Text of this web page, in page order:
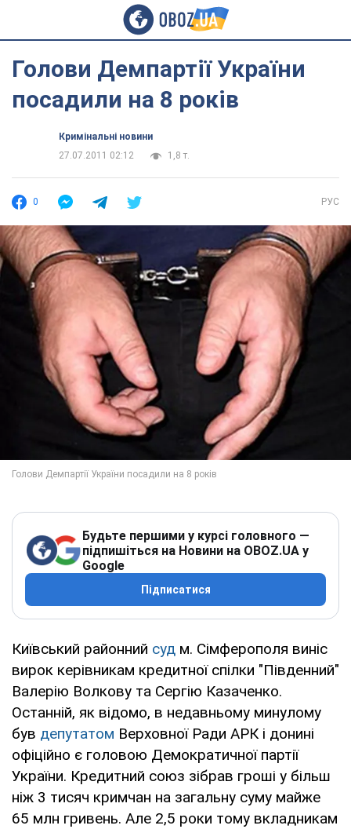
Голови Демпартії України
посадили на 8 років
Кримінальні новини
27.07.2011 02:12
1,8 т.
0 РУС
Будьте першими у курсі головного —
підпишіться на Новини на OBOZ.UA у
Google
Підписатися
Київський районний суд м. Сімферополя виніс
вирок керівникам кредитної спілки "Південний"
Валерію Волкову та Сергію Казаченко.
Останній, як відомо, в недавньому минулому
був депутатом Верховної Ради АРК і донині
офіційно є головою Демократичної партії
України. Кредитний союз зібрав гроші у більш
ніж 3 тисяч кримчан на загальну суму майже
65 млн гривень. Але 2,5 роки тому вкладникам